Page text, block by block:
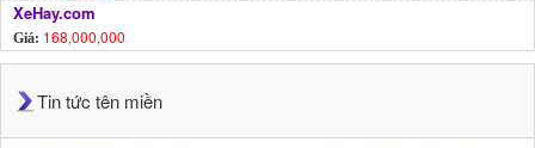
XeHay.com
Giá: 168,000,000
Tin tức tên miền